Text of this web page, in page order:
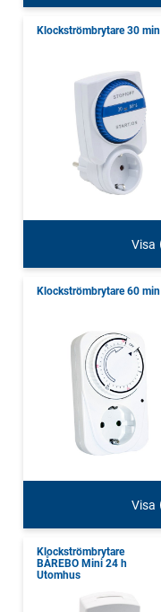
Klockströmbrytare 30 min
Visa
Klockströmbrytare 60 min
Visa
Klockströmbrytare
BÅREBO Mini 24 h
Utomhus